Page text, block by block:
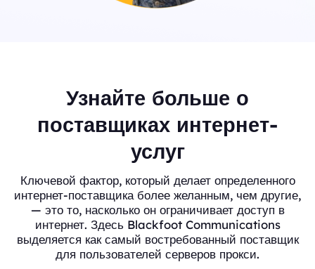
Узнайте больше о
поставщиках интернет-
услуг
Ключевой фактор, который делает определенного
интернет-поставщика более желанным, чем другие,
— это то, насколько он ограничивает доступ в
интернет. Здесь Blackfoot Communications
выделяется как самый востребованный поставщик
для пользователей серверов прокси.